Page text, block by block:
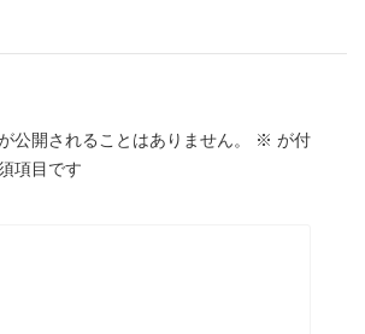
公開されることはありません。 ※ が付
項目です